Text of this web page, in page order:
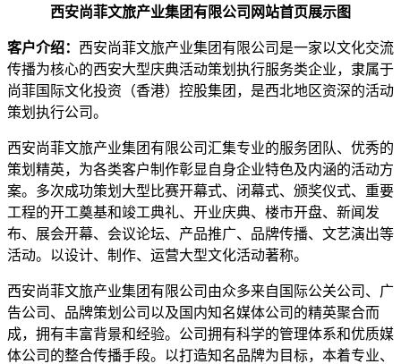
西安尚菲文旅产业集团有限公司网站首页展示图
客户介绍： 西安尚菲文旅产业集团有限公司是一家以文化交流
传播为核心的西安大型庆典活动策划执行服务类企业，隶属于
尚菲国际文化投资（香港）控股集团，是西北地区资深的活动
策划执行公司。
西安尚菲文旅产业集团有限公司 汇集专业的服务团队、优秀的
策划精英，为各类客户制作彰显自身企业特色及内涵的活动方
案。多次成功策划大型比赛开幕式、闭幕式、颁奖仪式、重要
工程的开工奠基和竣工典礼、开业庆典、楼市开盘、新闻发
布、展会开幕、会议论坛、产品推广、品牌传播、文艺演出等
活动。以设计、制作、运营大型文化活动著称。
西安尚菲文旅产业集团有限公司 由众多来自国际公关公司、广
告公司、品牌策划公司以及国内知名媒体公司的精英聚合而
成，拥有丰富背景和经验。公司拥有科学的管理体系和优质媒
体公司的整合传播手段。以打造知名品牌为目标，本着专业、